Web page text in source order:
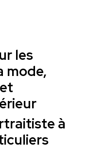
les
mode,
à